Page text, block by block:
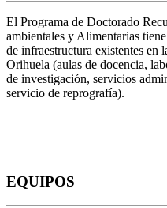
El Programa de Doctorado
ambientales y Alimentarias
de infraestructura existentes en
Orihuela (aulas de docencia,
de investigación, servicios
servicio de reprografía).
EQUIPOS